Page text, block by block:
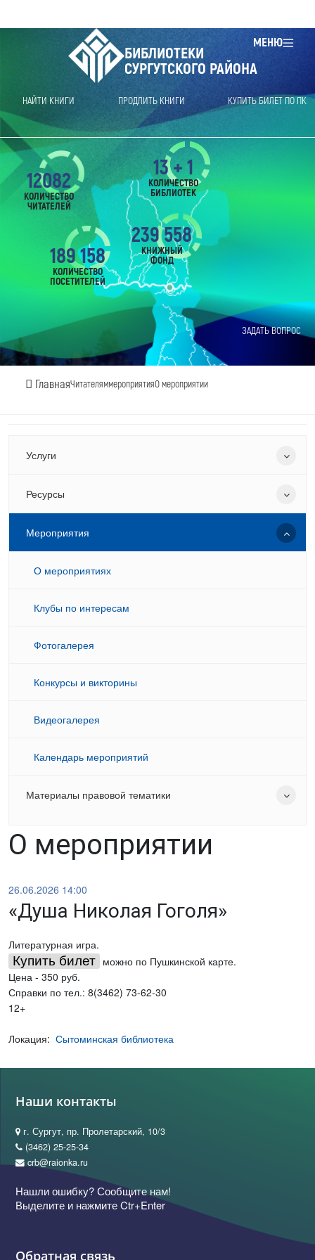
МЕНЮ
БИБЛИОТЕКИ
СУРГУТСКОГО РАЙОНА
НАЙТИ КНИГИ ПРОДЛИТЬ КНИГИ КУПИТЬ БИЛЕТ ПО ПК
ЗАДАТЬ ВОПРОС
ГлавнаяЧитателяммероприятияО мероприятии
12082
КОЛИЧЕСТВО
ЧИТАТЕЛЕЙ
189 158
КОЛИЧЕСТВО
ПОСЕТИТЕЛЕЙ
239 558
КНИЖНЫЙ
ФОНД
13 + 1
КОЛИЧЕСТВО
БИБЛИОТЕК
Услуги
Ресурсы
Мероприятия
О мероприятиях
Клубы по интересам
Фотогалерея
Конкурсы и викторины
Видеогалерея
Календарь мероприятий
Материалы правовой тематики
О мероприятии
26.06.2026 14:00
«Душа Николая Гоголя»
Литературная игра.
Купить билет можно по Пушкинской карте.
Цена - 350 руб.
Справки по тел.: 8(3462) 73-62-30
12+
Локация: Сытоминская библиотека
Наши контакты
г. Сургут, пр. Пролетарский, 10/3
(3462) 25-25-34
crb@raionka.ru
Нашли ошибку? Сообщите нам!
Выделите и нажмите Ctr+Enter
Обратная связь